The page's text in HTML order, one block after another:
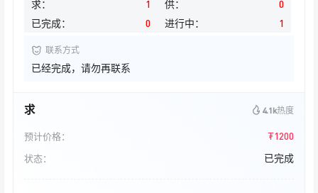
求： 1 供：
0
已完成：
0 进行中： 1
联系方式
已经完成，请勿再联系
求 4.1k热度
预计价格： ₮1200
状态： 已完成